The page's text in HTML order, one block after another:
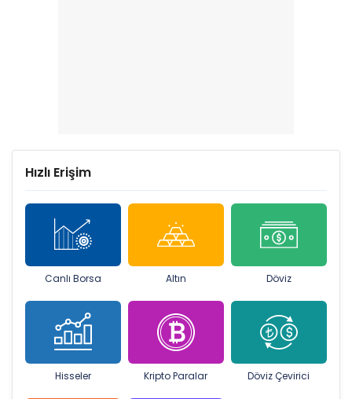
Hızlı Erişim
Canlı Borsa Altın Döviz
Hisseler Kripto Paralar Döviz Çevirici